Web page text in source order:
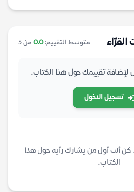
متوسط التقييم:0.0 من 5
لإضافة تقييمك حول هذا الكتاب.
تسجيل الدخول
كن أنت أول من يشارك رأيه حول هذا
الكتاب.